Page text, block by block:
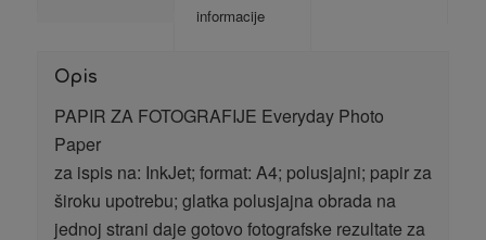
informacije
Opis
PAPIR ZA FOTOGRAFIJE Everyday Photo
Paper
za ispis na: InkJet; format: A4; polusjajni; papir za
široku upotrebu; glatka polusjajna obrada na
jednoj strani daje gotovo fotografske rezultate za